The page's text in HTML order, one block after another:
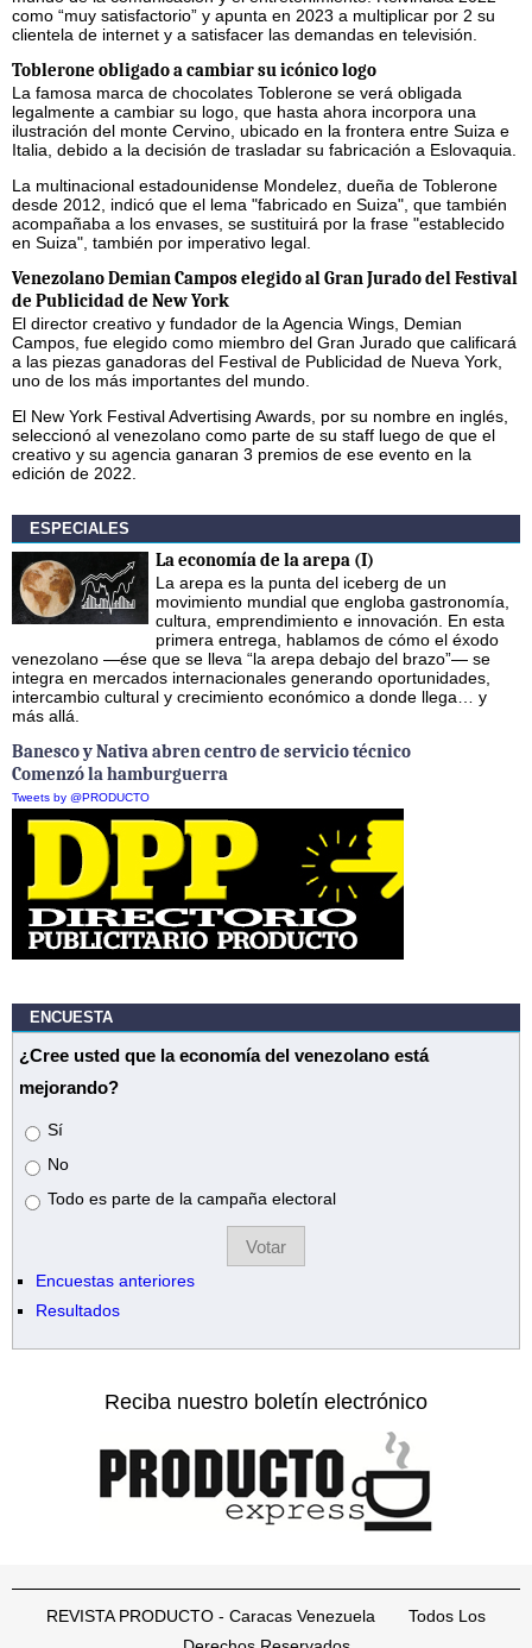
como “muy satisfactorio” y apunta en 2023 a multiplicar por 2 su
clientela de internet y a satisfacer las demandas en televisión.
Toblerone obligado a cambiar su icónico logo
La famosa marca de chocolates Toblerone se verá obligada
legalmente a cambiar su logo, que hasta ahora incorpora una
ilustración del monte Cervino, ubicado en la frontera entre Suiza e
Italia, debido a la decisión de trasladar su fabricación a Eslovaquia.
La multinacional estadounidense Mondelez, dueña de Toblerone
desde 2012, indicó que el lema "fabricado en Suiza", que también
acompañaba a los envases, se sustituirá por la frase "establecido
en Suiza", también por imperativo legal.
Venezolano Demian Campos elegido al Gran Jurado del Festival
de Publicidad de New York
El director creativo y fundador de la Agencia Wings, Demian
Campos, fue elegido como miembro del Gran Jurado que calificará
a las piezas ganadoras del Festival de Publicidad de Nueva York,
uno de los más importantes del mundo.
El New York Festival Advertising Awards, por su nombre en inglés,
seleccionó al venezolano como parte de su staff luego de que el
creativo y su agencia ganaran 3 premios de ese evento en la
edición de 2022.
ESPECIALES
La economía de la arepa (I)
La arepa es la punta del iceberg de un
movimiento mundial que engloba gastronomía,
cultura, emprendimiento e innovación. En esta
primera entrega, hablamos de cómo el éxodo
venezolano —ése que se lleva “la arepa debajo del brazo”— se
integra en mercados internacionales generando oportunidades,
intercambio cultural y crecimiento económico a donde llega… y
más allá.
Banesco y Nativa abren centro de servicio técnico
Comenzó la hamburguerra
Tweets by @PRODUCTO
ENCUESTA
¿Cree usted que la economía del venezolano está
mejorando?
Opciones
Sí
No
Todo es parte de la campaña electoral
Encuestas anteriores
Resultados
Reciba nuestro boletín electrónico
REVISTA PRODUCTO - Caracas Venezuela Todos Los